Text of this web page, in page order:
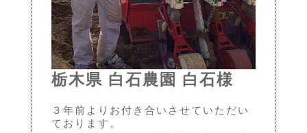
栃木県 白石農園 白石様
３年前よりお付き合いさせていただい
ております。